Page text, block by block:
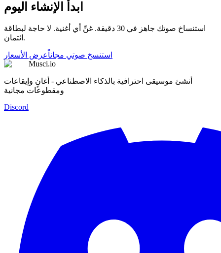
ابدأ الإنشاء اليوم
استنساخ صوتك جاهز في 30 دقيقة. غنِّ أي أغنية. لا حاجة لبطاقة
ائتمان.
استنسخ صوتي مجاناًعرض الأسعار
Musci.io
أنشئ موسيقى احترافية بالذكاء الاصطناعي - أغانٍ وإيقاعات
ومقطوعات مجانية
Discord